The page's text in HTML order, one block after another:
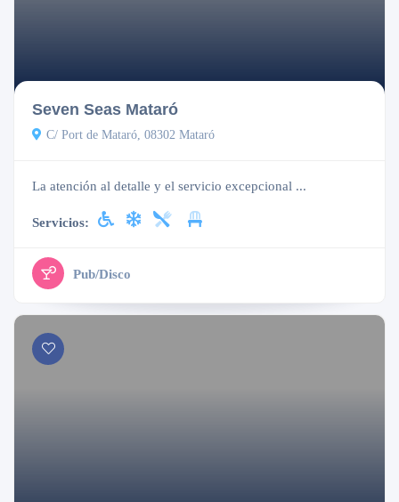
Seven Seas Mataró
C/ Port de Mataró, 08302 Mataró
La atención al detalle y el servicio excepcional ...
Servicios:
Pub/Disco